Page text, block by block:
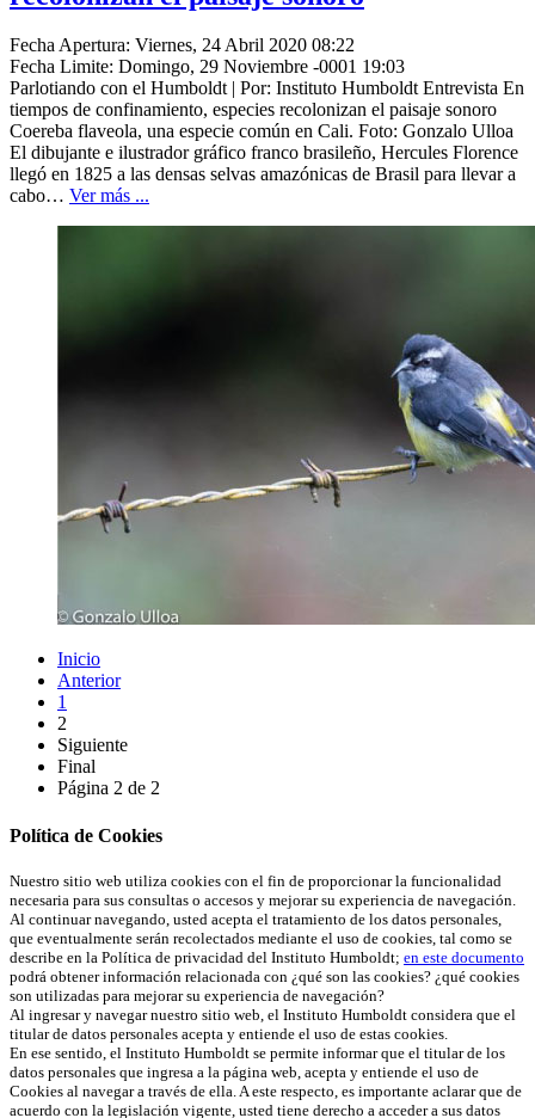
Fecha Apertura: Viernes, 24 Abril 2020 08:22
Fecha Limite: Domingo, 29 Noviembre -0001 19:03
Parlotiando con el Humboldt | Por: Instituto Humboldt Entrevista En
tiempos de confinamiento, especies recolonizan el paisaje sonoro
Coereba flaveola, una especie común en Cali. Foto: Gonzalo Ulloa
El dibujante e ilustrador gráfico franco brasileño, Hercules Florence
llegó en 1825 a las densas selvas amazónicas de Brasil para llevar a
cabo… Ver más ...
Inicio
Anterior
1
2
Siguiente
Final
Página 2 de 2
Política de Cookies
Nuestro sitio web utiliza cookies con el fin de proporcionar la funcionalidad
necesaria para sus consultas o accesos y mejorar su experiencia de navegación.
Al continuar navegando, usted acepta el tratamiento de los datos personales,
que eventualmente serán recolectados mediante el uso de cookies, tal como se
describe en la Política de privacidad del Instituto Humboldt; en este documento
podrá obtener información relacionada con ¿qué son las cookies? ¿qué cookies
son utilizadas para mejorar su experiencia de navegación?
Al ingresar y navegar nuestro sitio web, el Instituto Humboldt considera que el
titular de datos personales acepta y entiende el uso de estas cookies.
En ese sentido, el Instituto Humboldt se permite informar que el titular de los
datos personales que ingresa a la página web, acepta y entiende el uso de
Cookies al navegar a través de ella. A este respecto, es importante aclarar que de
acuerdo con la legislación vigente, usted tiene derecho a acceder a sus datos